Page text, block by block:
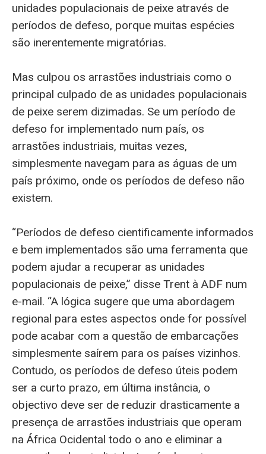
unidades populacionais de peixe através de
períodos de defeso, porque muitas espécies
são inerentemente migratórias.
Mas culpou os arrastões industriais como o
principal culpado de as unidades populacionais
de peixe serem dizimadas. Se um período de
defeso for implementado num país, os
arrastões industriais, muitas vezes,
simplesmente navegam para as águas de um
país próximo, onde os períodos de defeso não
existem.
“Períodos de defeso cientificamente informados
e bem implementados são uma ferramenta que
podem ajudar a recuperar as unidades
populacionais de peixe,” disse Trent à ADF num
e-mail. “A lógica sugere que uma abordagem
regional para estes aspectos onde for possível
pode acabar com a questão de embarcações
simplesmente saírem para os países vizinhos.
Contudo, os períodos de defeso úteis podem
ser a curto prazo, em última instância, o
objectivo deve ser de reduzir drasticamente a
presença de arrastões industriais que operam
na África Ocidental todo o ano e eliminar a